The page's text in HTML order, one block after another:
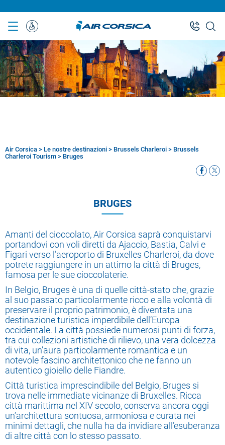
to
main
contentAssistenza
Speciale
Breadcrumb
Air Corsica > Le nostre destinazioni > Brussels Charleroi > Brussels
Charleroi Tourism > Bruges
BRUGES
Amanti del cioccolato, Air Corsica saprà conquistarvi
portandovi con voli diretti da Ajaccio, Bastia, Calvi e
Figari verso l’aeroporto di Bruxelles Charleroi, da dove
potrete raggiungere in un attimo la città di Bruges,
famosa per le sue cioccolaterie.
In Belgio, Bruges è una di quelle città-stato che, grazie
al suo passato particolarmente ricco e alla volontà di
preservare il proprio patrimonio, è diventata una
destinazione turistica imperdibile dell’Europa
occidentale. La città possiede numerosi punti di forza,
tra cui collezioni artistiche di rilievo, una vera dolcezza
di vita, un’aura particolarmente romantica e un
notevole fascino architettonico che ne fanno un
autentico gioiello delle Fiandre.
Città turistica imprescindibile del Belgio, Bruges si
trova nelle immediate vicinanze di Bruxelles. Ricca
città marittima nel XIV secolo, conserva ancora oggi
un’architettura sontuosa, armoniosa e curata nei
minimi dettagli, che nulla ha da invidiare all’esuberanza
di altre città con lo stesso passato.